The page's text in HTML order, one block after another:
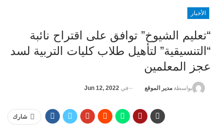
الأخبار
“تعليم الشيوخ” توافق على اقتراح نائبة
“التنسيقية” لتأهيل طلاب كليات التربية لسد
عجز المعلمين
بواسطة مدير الموقع في Jun 12, 2022
شارك